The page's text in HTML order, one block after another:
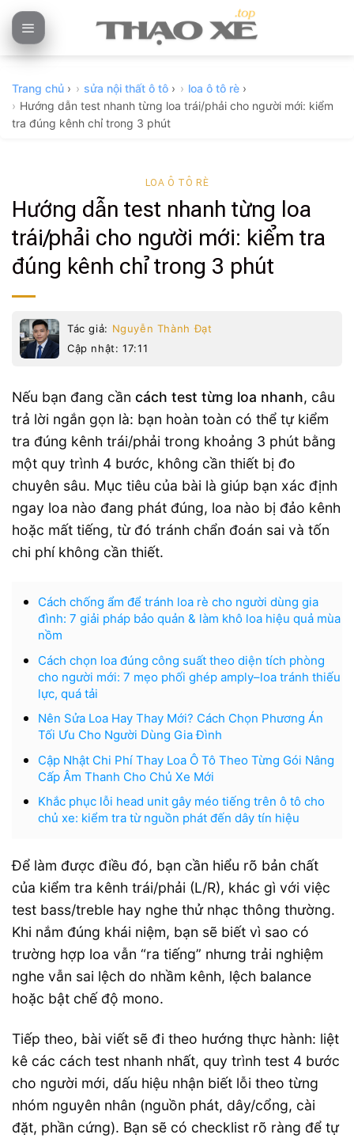
Skip
to
Trang chủ › sửa nội thất ô tô › loa ô tô rè ›
Hướng dẫn test nhanh từng loa trái/phải cho người mới: kiểm
tra đúng kênh chỉ trong 3 phút
LOA Ô TÔ RÈ
Hướng dẫn test nhanh từng loa
trái/phải cho người mới: kiểm tra
đúng kênh chỉ trong 3 phút
Tác giả: Nguyễn Thành Đạt
Cập nhật: 17:11
Nếu bạn đang cần cách test từng loa nhanh, câu
trả lời ngắn gọn là: bạn hoàn toàn có thể tự kiểm
tra đúng kênh trái/phải trong khoảng 3 phút bằng
một quy trình 4 bước, không cần thiết bị đo
chuyên sâu. Mục tiêu của bài là giúp bạn xác định
ngay loa nào đang phát đúng, loa nào bị đảo kênh
hoặc mất tiếng, từ đó tránh chẩn đoán sai và tốn
chi phí không cần thiết.
Cách chống ẩm để tránh loa rè cho người dùng gia
đình: 7 giải pháp bảo quản & làm khô loa hiệu quả mùa
nồm
Cách chọn loa đúng công suất theo diện tích phòng
cho người mới: 7 mẹo phối ghép amply–loa tránh thiếu
lực, quá tải
Nên Sửa Loa Hay Thay Mới? Cách Chọn Phương Án
Tối Ưu Cho Người Dùng Gia Đình
Cập Nhật Chi Phí Thay Loa Ô Tô Theo Từng Gói Nâng
Cấp Âm Thanh Cho Chủ Xe Mới
Khắc phục lỗi head unit gây méo tiếng trên ô tô cho
chủ xe: kiểm tra từ nguồn phát đến dây tín hiệu
Để làm được điều đó, bạn cần hiểu rõ bản chất
của kiểm tra kênh trái/phải (L/R), khác gì với việc
test bass/treble hay nghe thử nhạc thông thường.
Khi nắm đúng khái niệm, bạn sẽ biết vì sao có
trường hợp loa vẫn “ra tiếng” nhưng trải nghiệm
nghe vẫn sai lệch do nhầm kênh, lệch balance
hoặc bật chế độ mono.
Tiếp theo, bài viết sẽ đi theo hướng thực hành: liệt
kê các cách test nhanh nhất, quy trình test 4 bước
cho người mới, dấu hiệu nhận biết lỗi theo từng
nhóm nguyên nhân (nguồn phát, dây/cổng, cài
đặt, phần cứng). Bạn sẽ có checklist rõ ràng để tự